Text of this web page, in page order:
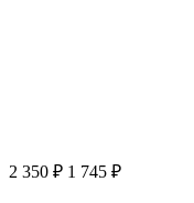
2 350 ₽ 1 745 ₽